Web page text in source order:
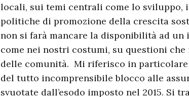
locali, sui temi centrali come lo
politiche di promozione della crescita
non si farà mancare la disponibilità ad
come nei nostri costumi, su questioni
delle comunità. Mi riferisco in
del tutto incomprensibile blocco alle
svuotate dall’esodo imposto nel 2015. Si